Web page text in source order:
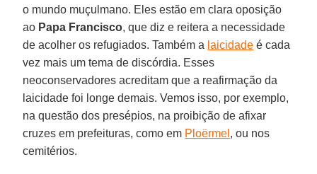
o mundo muçulmano. Eles estão em clara oposição
ao Papa Francisco, que diz e reitera a necessidade
de acolher os refugiados. Também a laicidade é cada
vez mais um tema de discórdia. Esses
neoconservadores acreditam que a reafirmação da
laicidade foi longe demais. Vemos isso, por exemplo,
na questão dos presépios, na proibição de afixar
cruzes em prefeituras, como em Ploërmel , ou nos
cemitérios.